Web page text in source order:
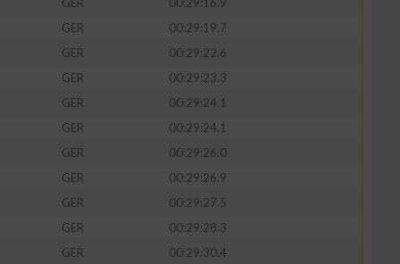
GER
00:29:19.7
GER
00:29:22.6
GER
00:29:23.3
GER
00:29:24.1
GER
00:29:24.1
GER
00:29:26.0
GER
00:29:26.9
GER
00:29:27.5
GER
00:29:28.3
GER
00:29:30.4